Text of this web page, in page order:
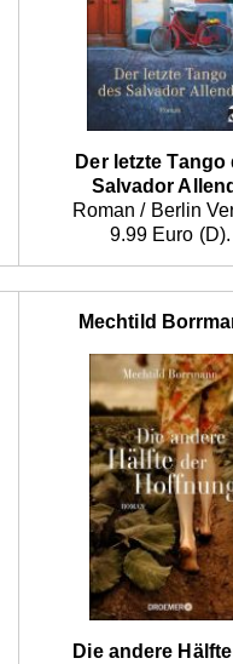
Der letzte Tango
Salvador
Roman / Berlin
9.99 Euro (D).
Mechtild
Die andere